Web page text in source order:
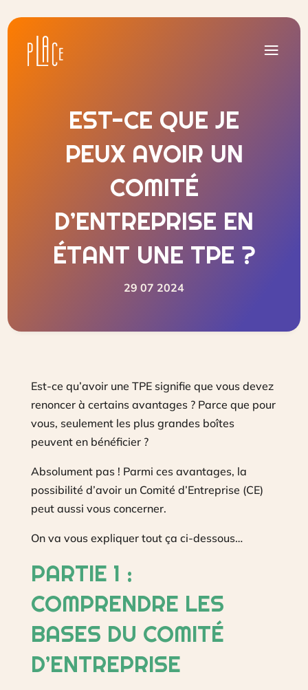
EST-CE QUE JE
PEUX AVOIR UN
COMITÉ
D’ENTREPRISE EN
ÉTANT UNE TPE ?
29 07 2024
Est-ce qu’avoir une TPE signifie que vous devez
renoncer à certains avantages ? Parce que pour
vous, seulement les plus grandes boîtes
peuvent en bénéficier ?
Absolument pas ! Parmi ces avantages, la
possibilité d’avoir un Comité d’Entreprise (CE)
peut aussi vous concerner.
On va vous expliquer tout ça ci-dessous…
PARTIE 1 :
COMPRENDRE LES
BASES DU COMITÉ
D’ENTREPRISE